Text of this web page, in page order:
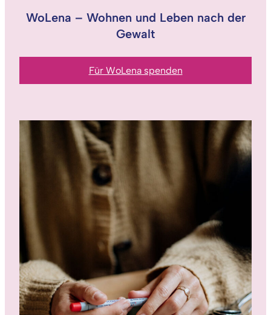
WoLena – Wohnen und Leben nach der
Gewalt
Für WoLena spenden